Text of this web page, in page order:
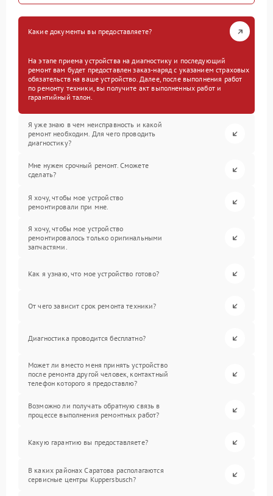
Какие документы вы предоставляете?
На этапе приема устройства на диагностику и последующий
ремонт вам будет предоставлен заказ-наряд с указанием страховых
обязательств на ваше устройство. Далее, после выполнения работ
по ремонту техники, вы получите акт выполненных работ и
гарантийный талон.
Я уже знаю в чем неисправность и какой
ремонт необходим. Для чего проводить
диагностику?
Мне нужен срочный ремонт. Сможете
сделать?
Я хочу, чтобы мое устройство
ремонтировали при мне.
Я хочу, чтобы мое устройство
ремонтировалось только оригинальными
запчастями.
Как я узнаю, что мое устройство готово?
От чего зависит срок ремонта техники?
Диагностика проводится бесплатно?
Может ли вместо меня принять устройство
после ремонта другой человек, контактный
телефон которого я предоставлю?
Возможно ли получать обратную связь в
процессе выполнения ремонтных работ?
Какую гарантию вы предоставляете?
В каких районах Саратова располагаются
сервисные центры Kuppersbusch?